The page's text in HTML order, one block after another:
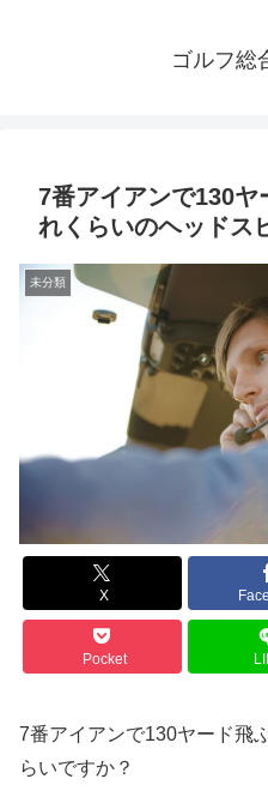
ゴルフ総
7番アイアンで130
れくらいのヘッドス
未分類
X
Pocket
7番アイアンで130ヤード飛
らいですか？